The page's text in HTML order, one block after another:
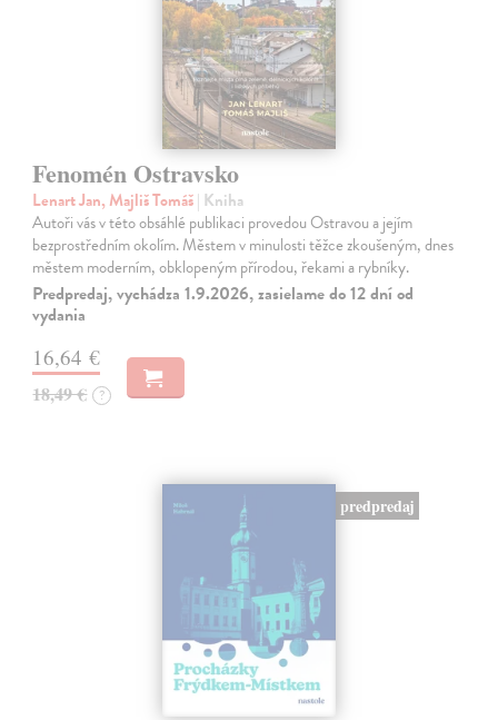
Fenomén Ostravsko
Lenart Jan, Majliš Tomáš| Kniha
Autoři vás v této obsáhlé publikaci provedou Ostravou a jejím
bezprostředním okolím. Městem v minulosti těžce zkoušeným, dnes
městem moderním, obklopeným přírodou, řekami a rybníky.
Predpredaj, vychádza 1.9.2026, zasielame do 12 dní od
vydania
16,64 €
18,49 € ?
predpredaj